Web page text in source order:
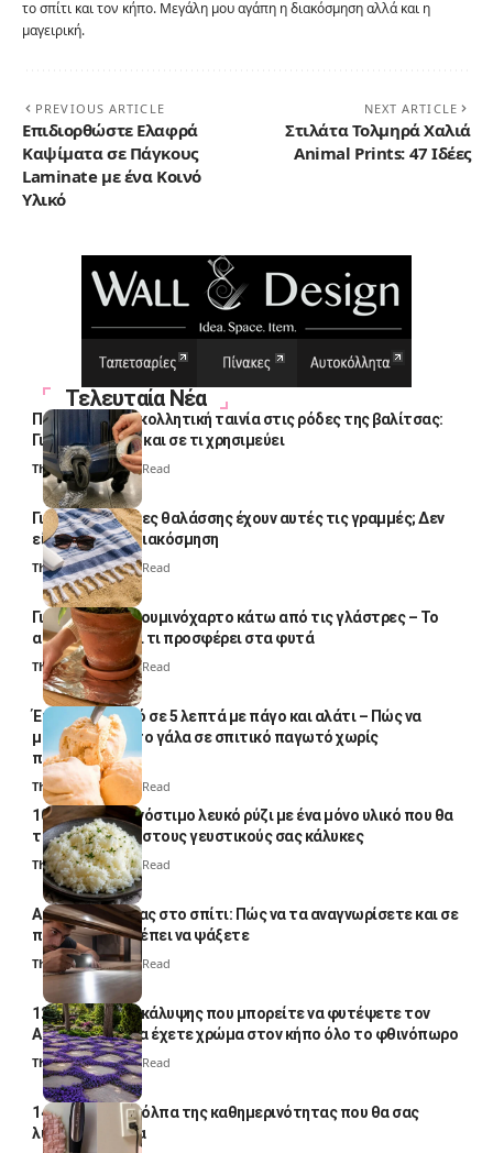
το σπίτι και τον κήπο. Μεγάλη μου αγάπη η διακόσμηση αλλά και η
μαγειρική.
PREVIOUS ARTICLE
Επιδιορθώστε Ελαφρά
Καψίματα σε Πάγκους
Laminate με ένα Κοινό
Υλικό
NEXT ARTICLE
Στιλάτα Τολμηρά Χαλιά
Animal Prints: 47 Ιδέες
Τελευταία Νέα
Πολλοί βάζουν κολλητική ταινία στις ρόδες της βαλίτσας:
Γιατί το κάνουν και σε τι χρησιμεύει
Thali Ombre4 Min Read
Γιατί οι πετσέτες θαλάσσης έχουν αυτές τις γραμμές; Δεν
είναι μόνο για διακόσμηση
Thali Ombre5 Min Read
Γιατί βάζουν αλουμινόχαρτο κάτω από τις γλάστρες – Το
απλό κόλπο και τι προσφέρει στα φυτά
Thali Ombre4 Min Read
Έτοιμο παγωτό σε 5 λεπτά με πάγο και αλάτι – Πώς να
μετατρέψετε το γάλα σε σπιτικό παγωτό χωρίς
παγωτομηχανή
Thali Ombre 4 Min Read
10 φορές ποιο νόστιμο λευκό ρύζι με ένα μόνο υλικό που θα
το απογειώσει στους γευστικούς σας κάλυκες
Thali Ombre4 Min Read
Αυγά κατσαρίδας στο σπίτι: Πώς να τα αναγνωρίσετε και σε
ποια σημεία πρέπει να ψάξετε
Thali Ombre4 Min Read
12 φυτά εδαφοκάλυψης που μπορείτε να φυτέψετε τον
Αύγουστο για να έχετε χρώμα στον κήπο όλο το φθινόπωρο
Thali Ombre7 Min Read
14 πανέξυπνα κόλπα της καθημερινότητας που θα σας
λύσουν τα χέρια